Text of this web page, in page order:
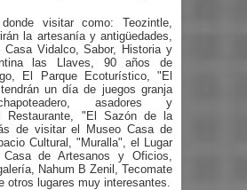
visitar como: Teozintle,
la artesanía y antigüedades,
Casa Vidalco, Sabor, Historia y
las Llaves, 90 años de
El Parque Ecoturístico, "El
un día de juegos granja
asadores y
Restaurante, "El Sazón de la
de visitar el Museo Casa de
Cultural, "Muralla", el Lugar
de Artesanos y Oficios,
Nahum B Zenil, Tecomate
otros lugares muy interesantes.